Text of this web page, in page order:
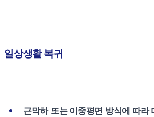
일상생활 복귀
근막하 또는 이중평면 방식에 따라